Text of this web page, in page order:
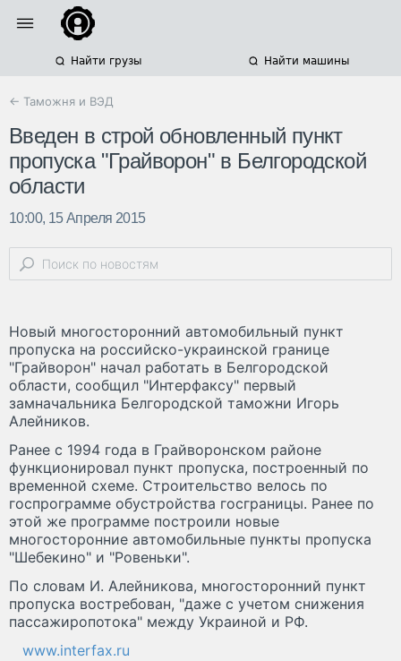
Найти грузы Найти машины
← Таможня и ВЭД
Введен в строй обновленный пункт
пропуска "Грайворон" в Белгородской
области
10:00, 15 Апреля 2015
Новый многосторонний автомобильный пункт
пропуска на российско-украинской границе
"Грайворон" начал работать в Белгородской
области, сообщил "Интерфаксу" первый
замначальника Белгородской таможни Игорь
Алейников.
Ранее с 1994 года в Грайворонском районе
функционировал пункт пропуска, построенный по
временной схеме. Строительство велось по
госпрограмме обустройства госграницы. Ранее по
этой же программе построили новые
многосторонние автомобильные пункты пропуска
"Шебекино" и "Ровеньки".
По словам И. Алейникова, многосторонний пункт
пропуска востребован, "даже с учетом снижения
пассажиропотока" между Украиной и РФ.
www.interfax.ru